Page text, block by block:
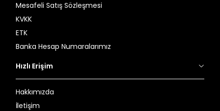
Mesafeli Satış Sözleşmesi
KVKK
ETK
Banka Hesap Numaralarımız
Hızlı Erişim
Hakkımızda
İletişim